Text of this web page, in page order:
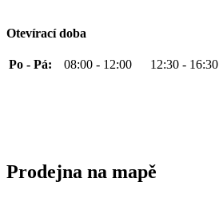
Otevírací doba
Po - Pá: 08:00 - 12:00 12:30 - 16:30
Prodejna na mapě